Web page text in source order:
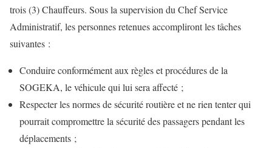
trois (3) Chauffeurs. Sous la supervision du Chef Service
Administratif, les personnes retenues accompliront les tâches
suivantes :
Conduire conformément aux règles et procédures de la
SOGEKA, le véhicule qui lui sera affecté ;
Respecter les normes de sécurité routière et ne rien tenter qui
pourrait compromettre la sécurité des passagers pendant les
déplacements ;